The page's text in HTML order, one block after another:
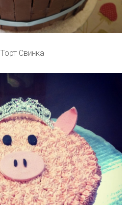
Торт Свинка